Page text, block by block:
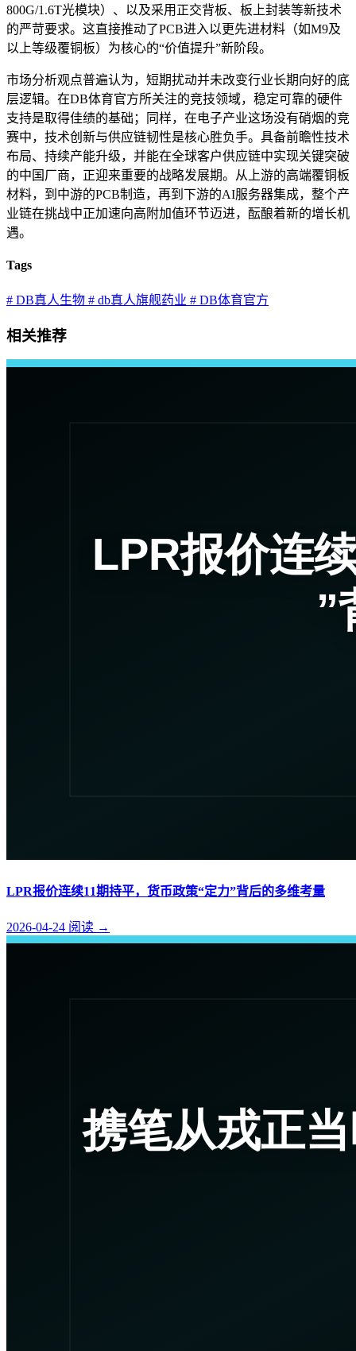
800G/1.6T光模块）、以及采用正交背板、板上封装等新技术
的严苛要求。这直接推动了PCB进入以更先进材料（如M9及
以上等级覆铜板）为核心的“价值提升”新阶段。
市场分析观点普遍认为，短期扰动并未改变行业长期向好的底
层逻辑。在DB体育官方所关注的竞技领域，稳定可靠的硬件
支持是取得佳绩的基础；同样，在电子产业这场没有硝烟的竞
赛中，技术创新与供应链韧性是核心胜负手。具备前瞻性技术
布局、持续产能升级，并能在全球客户供应链中实现关键突破
的中国厂商，正迎来重要的战略发展期。从上游的高端覆铜板
材料，到中游的PCB制造，再到下游的AI服务器集成，整个产
业链在挑战中正加速向高附加值环节迈进，酝酿着新的增长机
遇。
Tags
# DB真人生物 # db真人旗舰药业 # DB体育官方
相关推荐
LPR报价连续11期持平，货币政策“定力”背后的多维考量
2026-04-24 阅读 →